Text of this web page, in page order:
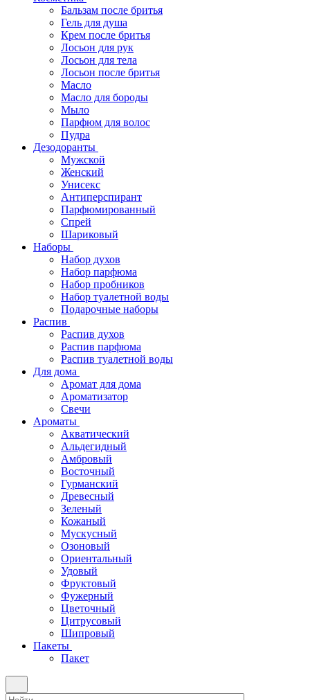
Бальзам после бритья
Гель для душа
Крем после бритья
Лосьон для рук
Лосьон для тела
Лосьон после бритья
Масло
Масло для бороды
Мыло
Парфюм для волос
Пудра
Дезодоранты
Мужской
Женский
Унисекс
Антиперспирант
Парфюмированный
Спрей
Шариковый
Наборы
Набор духов
Набор парфюма
Набор пробников
Набор туалетной воды
Подарочные наборы
Распив
Распив духов
Распив парфюма
Распив туалетной воды
Для дома
Аромат для дома
Ароматизатор
Свечи
Ароматы
Акватический
Альдегидный
Амбровый
Восточный
Гурманский
Древесный
Зеленый
Кожаный
Мускусный
Озоновый
Ориентальный
Удовый
Фруктовый
Фужерный
Цветочный
Цитрусовый
Шипровый
Пакеты
Пакет